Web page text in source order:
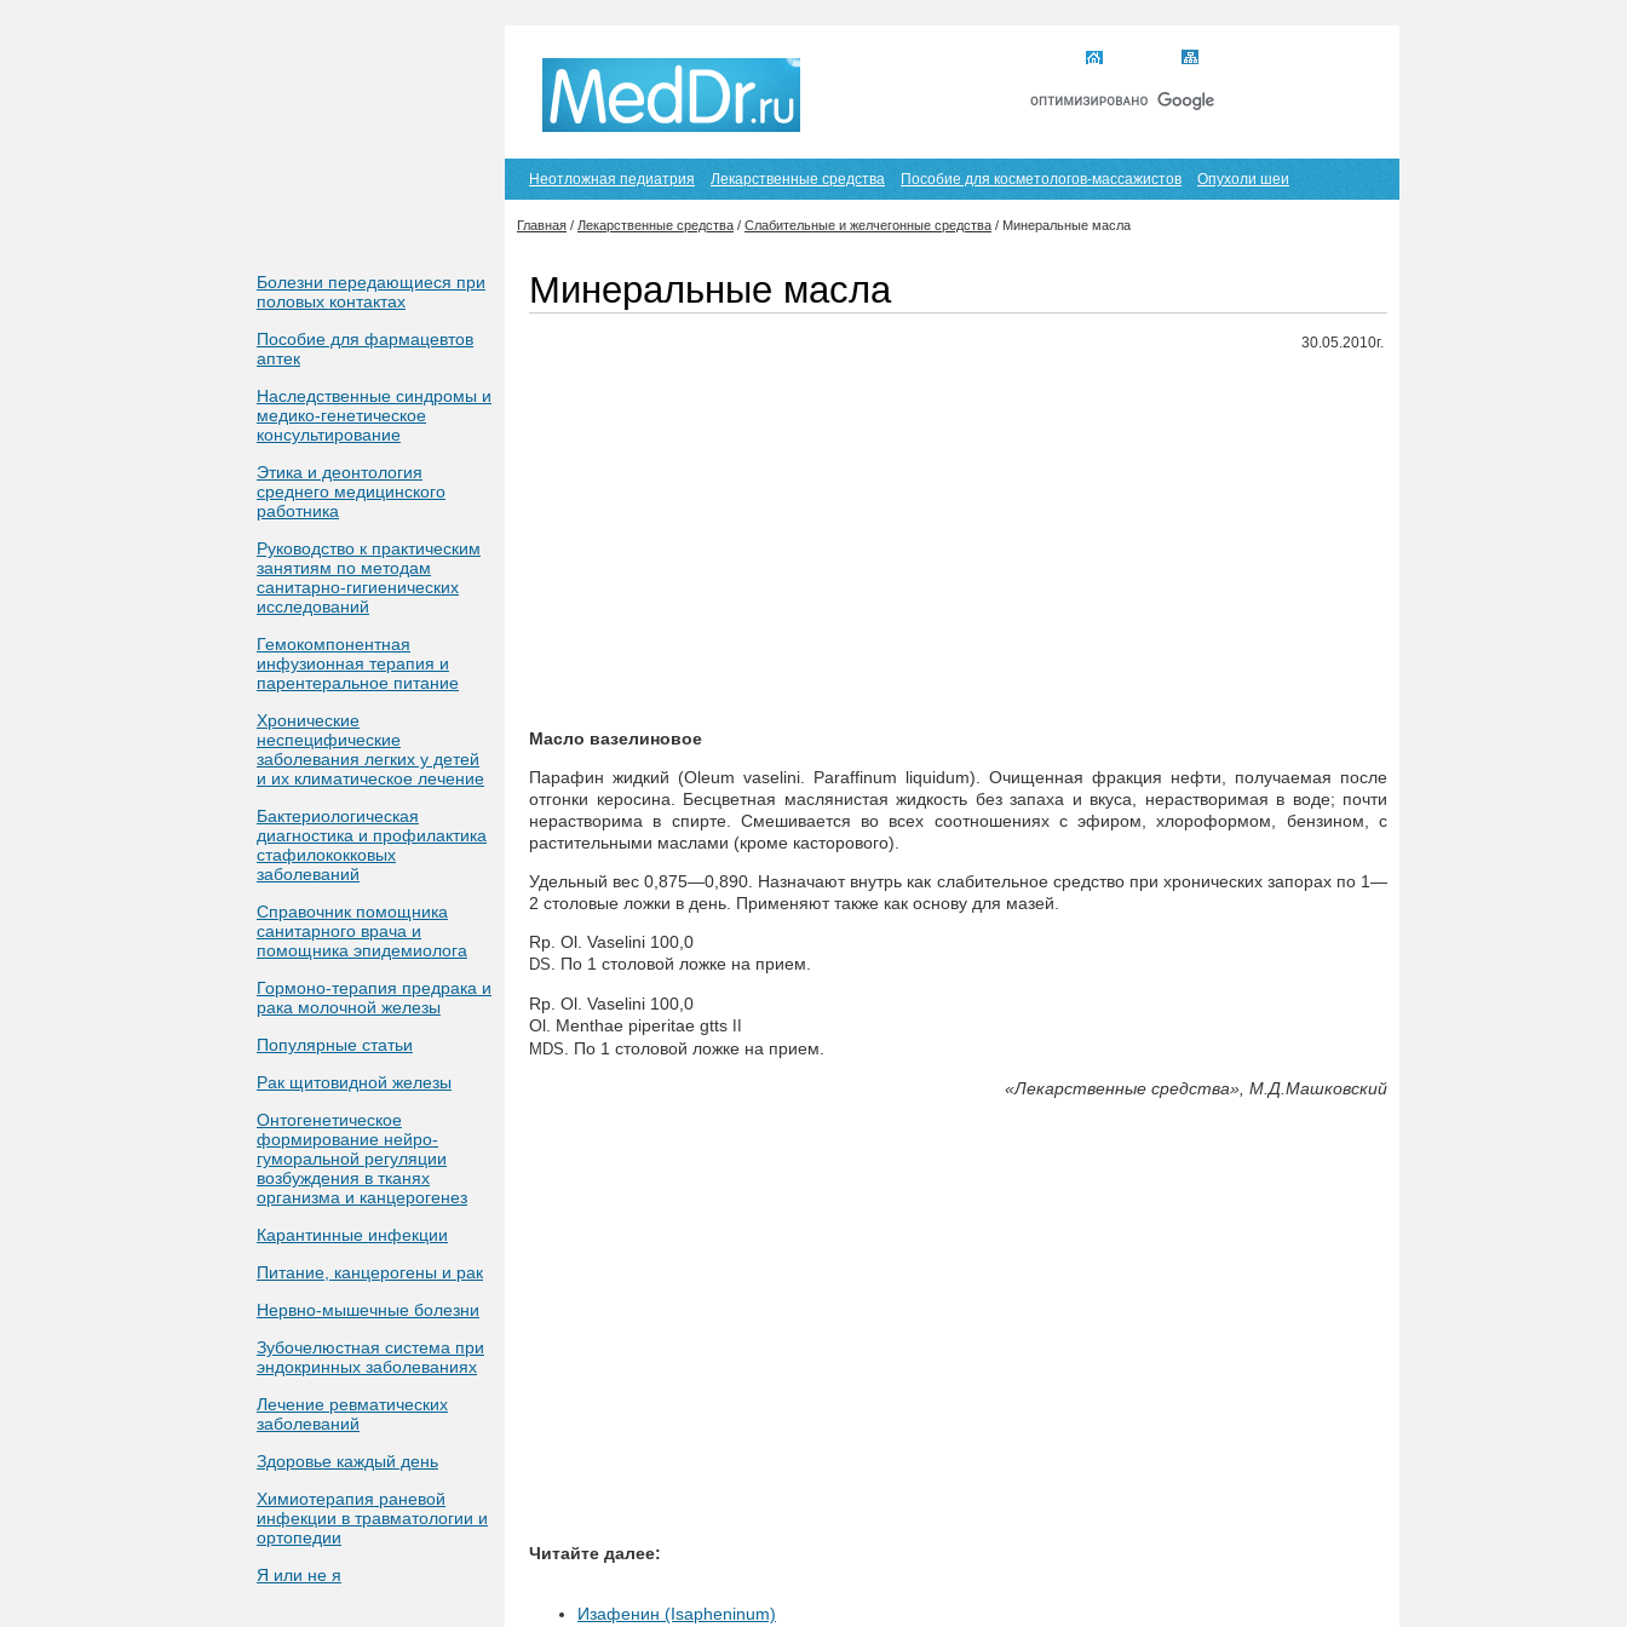
Болезни передающиеся при
половых контактах
Пособие для фармацевтов
аптек
Наследственные синдромы и
медико-генетическое
консультирование
Этика и деонтология
среднего медицинского
работника
Руководство к практическим
занятиям по методам
санитарно-гигиенических
исследований
Гемокомпонентная
инфузионная терапия и
парентеральное питание
Хронические
неспецифические
заболевания легких у детей
и их климатическое лечение
Бактериологическая
диагностика и профилактика
стафилококковых
заболеваний
Справочник помощника
санитарного врача и
помощника эпидемиолога
Гормоно-терапия предрака и
рака молочной железы
Популярные статьи
Рак щитовидной железы
Онтогенетическое
формирование нейро-
гуморальной регуляции
возбуждения в тканях
организма и канцерогенез
Карантинные инфекции
Питание, канцерогены и рак
Нервно-мышечные болезни
Зубочелюстная система при
эндокринных заболеваниях
Лечение ревматических
заболеваний
Здоровье каждый день
Химиотерапия раневой
инфекции в травматологии и
ортопедии
Я или не я
Неотложная педиатрия Лекарственные средства Пособие для косметологов-массажистов Опухоли шеи
Главная / Лекарственные средства / Слабительные и желчегонные средства / Минеральные масла
Минеральные масла
30.05.2010г.
Масло вазелиновое
Парафин жидкий (Oleum vaselini. Paraffinum liquidum). Очищенная фракция нефти, получаемая после
отгонки керосина. Бесцветная маслянистая жидкость без запаха и вкуса, нерастворимая в воде; почти
нерастворима в спирте. Смешивается во всех соотношениях с эфиром, хлороформом, бензином, с
растительными маслами (кроме касторового).
Удельный вес 0,875—0,890. Назначают внутрь как слабительное средство при хронических запорах по 1—
2 столовые ложки в день. Применяют также как основу для мазей.
Rp. Ol. Vaselini 100,0
DS . По 1 столовой ложке на прием.
Rp. Ol. Vaselini 100,0
Ol. Menthae piperitae gtts
MDS
. По 1 столовой ложке на прием.
«Лекарственные средства», М.Д.Машковский
Читайте далее:
Изафенин (Isapheninum)